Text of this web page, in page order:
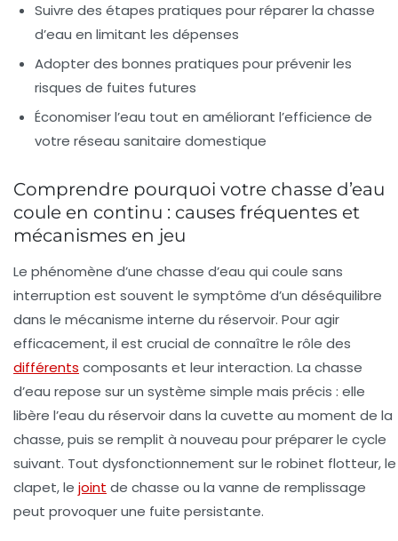
Suivre des étapes pratiques pour réparer la chasse
d’eau en limitant les dépenses
Adopter des bonnes pratiques pour prévenir les
risques de fuites futures
Économiser l’eau tout en améliorant l’efficience de
votre réseau sanitaire domestique
Comprendre pourquoi votre chasse d’eau
coule en continu : causes fréquentes et
mécanismes en jeu
Le phénomène d’une chasse d’eau qui coule sans
interruption est souvent le symptôme d’un déséquilibre
dans le mécanisme interne du réservoir. Pour agir
efficacement, il est crucial de connaître le rôle des
différents composants et leur interaction. La chasse
d’eau repose sur un système simple mais précis : elle
libère l’eau du réservoir dans la cuvette au moment de la
chasse, puis se remplit à nouveau pour préparer le cycle
suivant. Tout dysfonctionnement sur le robinet flotteur, le
clapet, le joint de chasse ou la vanne de remplissage
peut provoquer une fuite persistante.